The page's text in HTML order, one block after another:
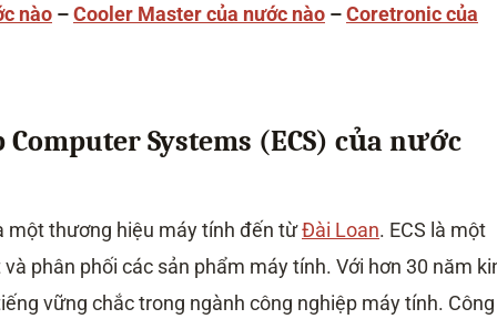
là thương hiệu của nước nào?
Computer Systems là gì?
Elitegroup Computer Systems như thế nào?
từ Elitegroup Computer Systems ra sao?
nào –Cooler Master của nước nào –Coretronic của
Systems (ECS) của nước
một thương hiệu máy tính đến từĐài Loan. ECS là một
phân phối các sản phẩm máy tính. Với hơn 30 năm
vững chắc trong ngành công nghiệp máy tính.